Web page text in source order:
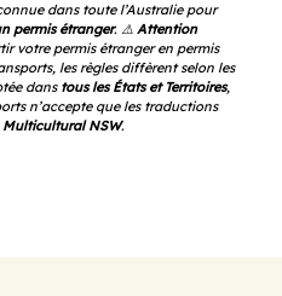
dans toute l’Australie pour
permis étranger. ⚠️ Attention
votre permis étranger en permis
les règles diffèrent selon les
dans tous les États et Territoires,
n’accepte que les traductions
Multicultural NSW.